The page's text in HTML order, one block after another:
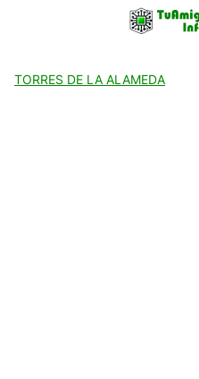
TORRES DE LA ALAMEDA